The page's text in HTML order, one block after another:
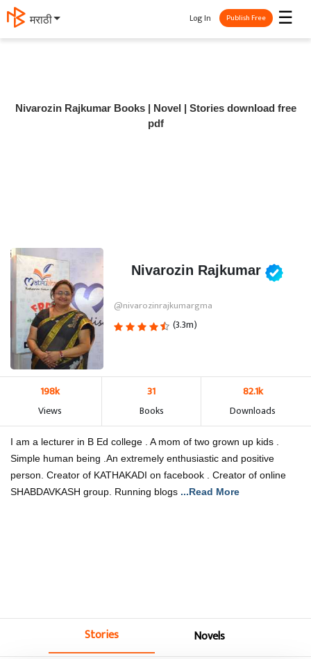
मराठी ☰
Log In Publish Free
Nivarozin Rajkumar Books | Novel | Stories download free
pdf
Nivarozin Rajkumar
@nivarozinrajkumargma
(3.3m)
198k
Views
31
Books
82.1k
Downloads
I am a lecturer in B Ed college . A mom of two grown up kids .
Simple human being .An extremely enthusiastic and positive
person. Creator of KATHAKADI on facebook . Creator of online
SHABDAVKASH group. Running blogs ...Read More
Stories Novels